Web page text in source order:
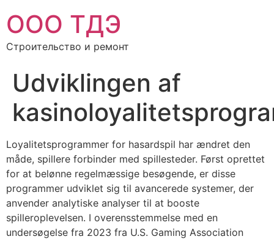
ООО ТДЭ
Строительство и ремонт
Udviklingen af ​​
Loyalitetsprogrammer for hasardspil har ændret den
måde, spillere forbinder med spillesteder. Først oprettet
for at belønne regelmæssige besøgende, er disse
programmer udviklet sig til avancerede systemer, der
anvender analytiske analyser til at booste
spilleroplevelsen. I overensstemmelse med en
undersøgelse fra 2023 fra U.S. Gaming Association